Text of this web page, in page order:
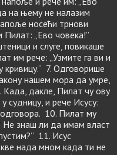
на њему не налазим
носећи трнови
„Ево човека!”
и слуге, повикаше
им рече: „Узмите га ви и
кривицу.” 7. Одговорише
нашем мора да умре,
Када, дакле, Пилат чу ову
судницу, и рече Исусу:
10. Пилат му
Не знаш ли да имам власт
11. Исус
нада мном када ти не